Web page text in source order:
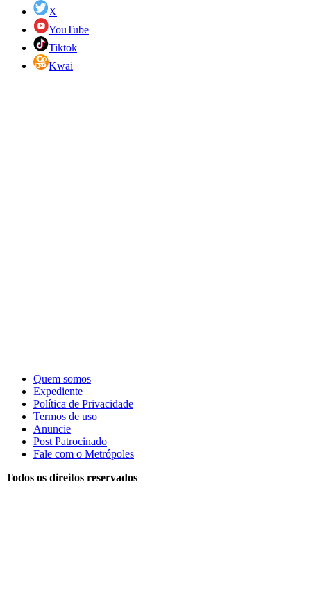
X
YouTube
Tiktok
Kwai
Quem somos
Expediente
Política de Privacidade
Termos de uso
Anuncie
Post Patrocinado
Fale com o Metrópoles
Todos os direitos reservados